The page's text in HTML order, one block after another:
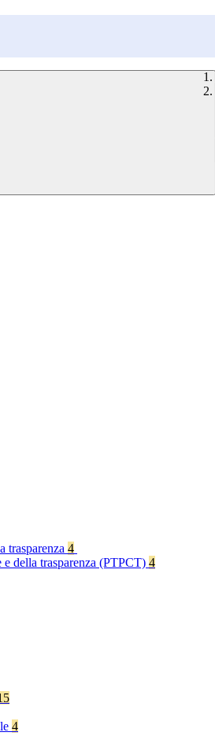
trasparenza 4
della trasparenza (PTPCT) 4
4